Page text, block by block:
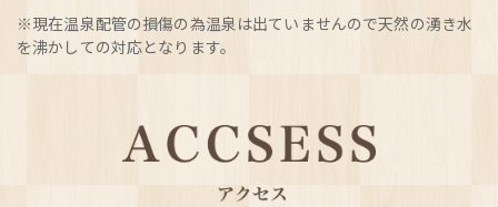
※現在温泉配管の損傷の為温泉は出ていませんので天然の湧き水
を沸かしての対応となります。